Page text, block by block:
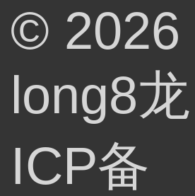
© 2026
long8龙
ICP备